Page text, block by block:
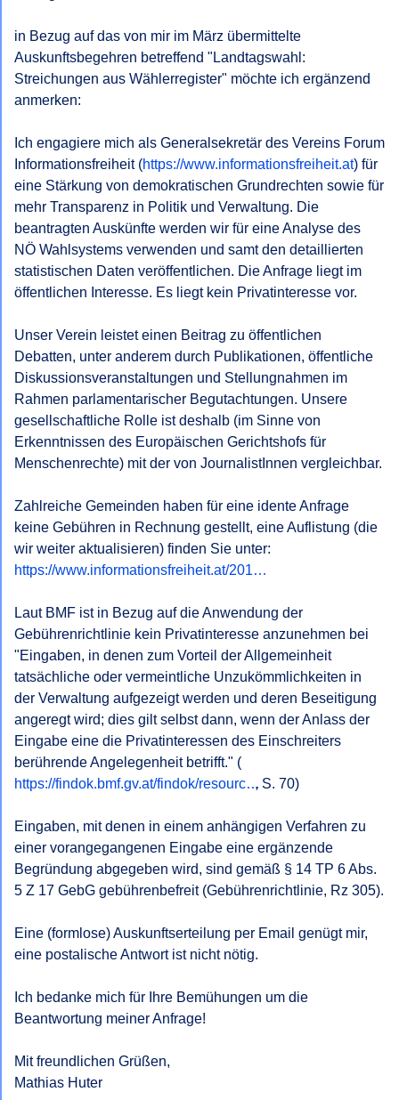
Bescheides gem § 6 NÖ AuskunftsG.
Mit freundlichen Grüßen,
in Bezug auf das von mir im März übermittelte
Auskunftsbegehren betreffend "Landtagswahl:
Streichungen aus Wählerregister" möchte ich ergänzend
anmerken:
Ich engagiere mich als Generalsekretär des Vereins Forum
Informationsfreiheit (https://www.informationsfreiheit.at) für
eine Stärkung von demokratischen Grundrechten sowie für
mehr Transparenz in Politik und Verwaltung. Die
beantragten Auskünfte werden wir für eine Analyse des
NÖ Wahlsystems verwenden und samt den detaillierten
statistischen Daten veröffentlichen. Die Anfrage liegt im
öffentlichen Interesse. Es liegt kein Privatinteresse vor.
Unser Verein leistet einen Beitrag zu öffentlichen
Debatten, unter anderem durch Publikationen, öffentliche
Diskussionsveranstaltungen und Stellungnahmen im
Rahmen parlamentarischer Begutachtungen. Unsere
gesellschaftliche Rolle ist deshalb (im Sinne von
Erkenntnissen des Europäischen Gerichtshofs für
Menschenrechte) mit der von JournalistInnen vergleichbar.
Zahlreiche Gemeinden haben für eine idente Anfrage
keine Gebühren in Rechnung gestellt, eine Auflistung (die
https://www.informationsfreiheit.at/201…
Laut BMF ist in Bezug auf die Anwendung der
Gebührenrichtlinie kein Privatinteresse anzunehmen bei
"Eingaben, in denen zum Vorteil der Allgemeinheit
tatsächliche oder vermeintliche Unzukömmlichkeiten in
der Verwaltung aufgezeigt werden und deren Beseitigung
angeregt wird; dies gilt selbst dann, wenn der Anlass der
Eingabe eine die Privatinteressen des Einschreiters
berührende Angelegenheit betrifft." (
https://findok.bmf.gv.at/findok/resourc…, S. 70)
Eingaben, mit denen in einem anhängigen Verfahren zu
einer vorangegangenen Eingabe eine ergänzende
Begründung abgegeben wird, sind gemäß § 14 TP 6 Abs.
5 Z 17 GebG gebührenbefreit (Gebührenrichtlinie, Rz 305).
Eine (formlose) Auskunftserteilung per Email genügt mir,
eine postalische Antwort ist nicht nötig.
Ich bedanke mich für Ihre Bemühungen um die
Beantwortung meiner Anfrage!
Mit freundlichen Grüßen,
Mathias Huter